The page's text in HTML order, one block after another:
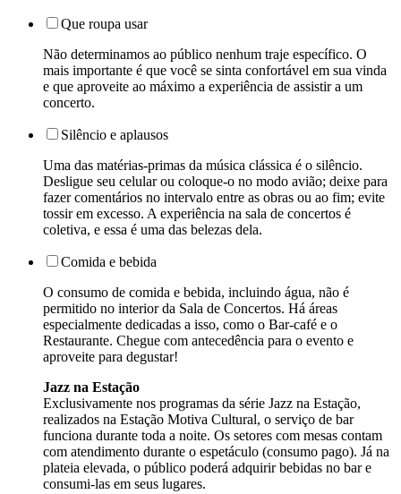
Que roupa usar
Não determinamos ao público nenhum traje específico. O
mais importante é que você se sinta confortável em sua vinda
e que aproveite ao máximo a experiência de assistir a um
concerto.
Silêncio e aplausos
Uma das matérias-primas da música clássica é o silêncio.
Desligue seu celular ou coloque-o no modo avião; deixe para
fazer comentários no intervalo entre as obras ou ao fim; evite
tossir em excesso. A experiência na sala de concertos é
coletiva, e essa é uma das belezas dela.
Comida e bebida
O consumo de comida e bebida, incluindo água, não é
permitido no interior da Sala de Concertos. Há áreas
especialmente dedicadas a isso, como o Bar-café e o
Restaurante. Chegue com antecedência para o evento e
aproveite para degustar!
Jazz na Estação
Exclusivamente nos programas da série Jazz na Estação,
realizados na Estação Motiva Cultural, o serviço de bar
funciona durante toda a noite. Os setores com mesas contam
com atendimento durante o espetáculo (consumo pago). Já na
plateia elevada, o público poderá adquirir bebidas no bar e
consumi-las em seus lugares.